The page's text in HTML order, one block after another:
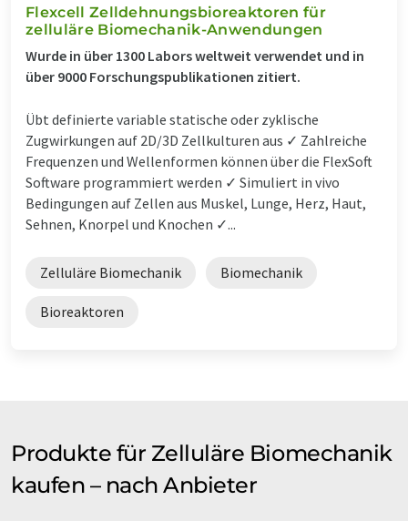
Flexcell Zelldehnungsbioreaktoren für
zelluläre Biomechanik-Anwendungen
Wurde in über 1300 Labors weltweit verwendet und in
über 9000 Forschungspublikationen zitiert.
Übt definierte variable statische oder zyklische
Zugwirkungen auf 2D/3D Zellkulturen aus ✓ Zahlreiche
Frequenzen und Wellenformen können über die FlexSoft
Software programmiert werden ✓ Simuliert in vivo
Bedingungen auf Zellen aus Muskel, Lunge, Herz, Haut,
Sehnen, Knorpel und Knochen ✓...
Zelluläre Biomechanik Biomechanik
Bioreaktoren
Produkte für Zelluläre Biomechanik
kaufen – nach Anbieter